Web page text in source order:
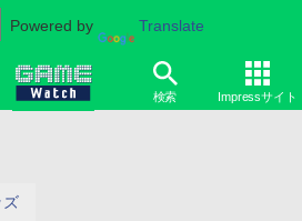
Powered by Translate
検索 Impressサイト
ズ